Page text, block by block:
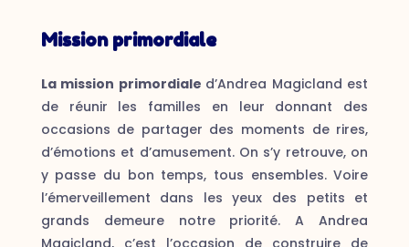
Mission primordiale
La mission primordiale d’Andrea Magicland est
de réunir les familles en leur donnant des
occasions de partager des moments de rires,
d’émotions et d’amusement. On s’y retrouve, on
y passe du bon temps, tous ensembles. Voire
l’émerveillement dans les yeux des petits et
grands demeure notre priorité. A Andrea
Magicland, c’est l’occasion de construire de